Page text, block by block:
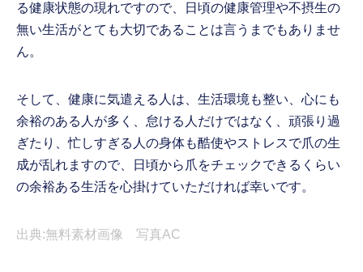
る健康状態の現れですので、日頃の健康管理や不摂生の
無い生活がとても大切であることは言うまでもありませ
ん。
そして、健康に気遣える人は、生活環境も整い、心にも
余裕のある人が多く、怠ける人だけではなく、頑張り過
ぎたり、忙しすぎる人の身体も酷使やストレスで爪の生
成が乱れますので、日頃から爪をチェックできるくらい
の余裕ある生活を心掛けていただければ幸いです。
出典:無料素材画像 写真AC